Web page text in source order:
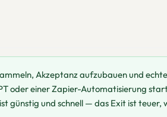
Akzeptanz aufzubauen und
oder einer Zapier-Automatisierung
günstig und schnell — das Exit ist teuer,